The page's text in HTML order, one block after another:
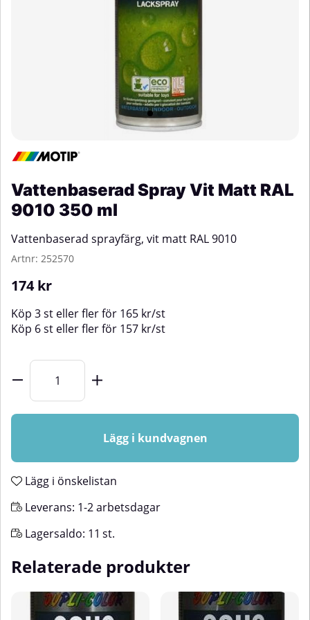
Vattenbaserad Spray Vit Matt RAL
9010 350 ml
Vattenbaserad sprayfärg, vit matt RAL 9010
Artnr: 252570
174kr
Köp 3 st eller fler för 165 kr/st
Köp 6 st eller fler för 157 kr/st
Lägg i kundvagnen
Lägg i önskelistan
Leverans: 1-2 arbetsdagar
Lagersaldo: 11 st.
Relaterade produkter